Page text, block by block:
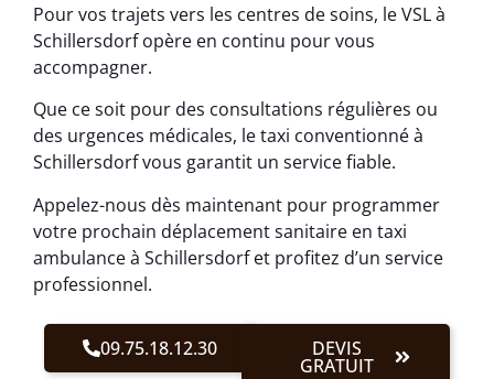
Pour vos trajets vers les centres de soins, le VSL à
Schillersdorf opère en continu pour vous
accompagner.
Que ce soit pour des consultations régulières ou
des urgences médicales, le taxi conventionné à
Schillersdorf vous garantit un service fiable.
Appelez-nous dès maintenant pour programmer
votre prochain déplacement sanitaire en taxi
ambulance à Schillersdorf et profitez d’un service
professionnel.
09.75.18.12.30 DEVIS
GRATUIT